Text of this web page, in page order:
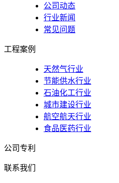
公司动态
行业新闻
常见问题
工程案例
天然气行业
节能供水行业
石油化工行业
城市建设行业
航空航天行业
食品医药行业
公司专利
联系我们